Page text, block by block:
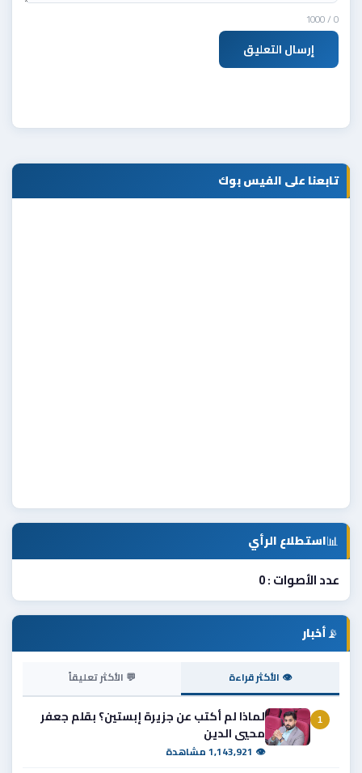
0
/ 1000
إرسال التعليق
تابعنا على الفيس بوك
📊استطلاع الرأي
عدد الأصوات : 0
📡أخبار
👁 الأكثر قراءة 💬 الأكثر تعليقاً
1
لماذا لم أكتب عن جزيرة إبستين؟ بقلم جعفر
محيي الدين
👁 1,143,921 مشاهدة